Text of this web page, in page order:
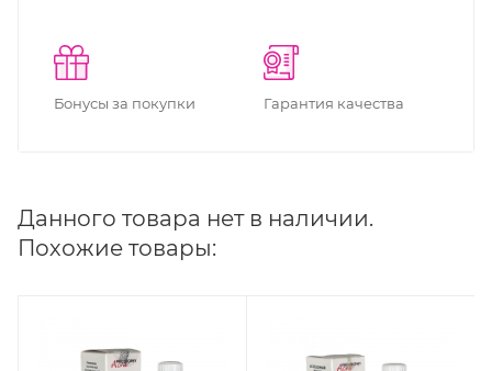
Бонусы за покупки Гарантия качества
Данного товара нет в наличии.
Похожие товары: